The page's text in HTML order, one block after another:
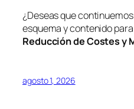
¿Deseas que
esquema y contenido
Reducción de Costes y
agosto 1, 2026